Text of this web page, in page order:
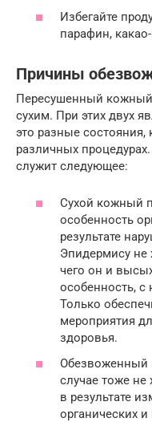
Избегайте
парафин,
Причины
Пересушенный кожный
сухим. При этих двух
это разные
различных
служит следующее:
Сухой кожный
особенность
результате
Эпидермису не
чего он и
особенность, с
Только
мероприятия
здоровья.
Обезвоженный
случае тоже не
в результате
органических